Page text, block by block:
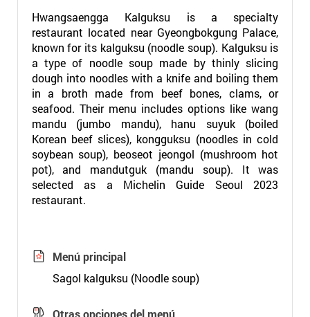
Hwangsaengga Kalguksu is a specialty
restaurant located near Gyeongbokgung Palace,
known for its kalguksu (noodle soup). Kalguksu is
a type of noodle soup made by thinly slicing
dough into noodles with a knife and boiling them
in a broth made from beef bones, clams, or
seafood. Their menu includes options like wang
mandu (jumbo mandu), hanu suyuk (boiled
Korean beef slices), kongguksu (noodles in cold
soybean soup), beoseot jeongol (mushroom hot
pot), and mandutguk (mandu soup). It was
selected as a Michelin Guide Seoul 2023
restaurant.
Menú principal
Sagol kalguksu (Noodle soup)
Otras opciones del menú